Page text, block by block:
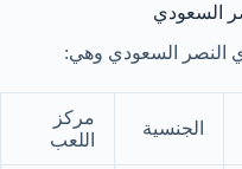
السعودي
النصر السعودي وهي:
الجنسية
مركز
اللعب